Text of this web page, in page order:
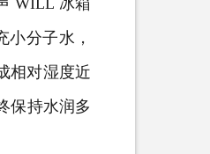
WILL 冰箱
分子水，
相对湿度近
保持水润多